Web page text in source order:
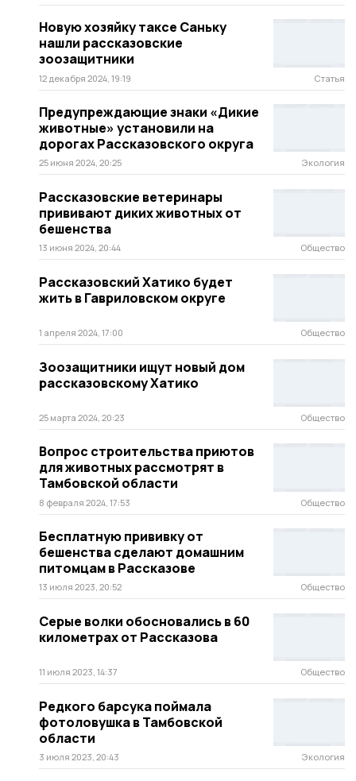
Новую хозяйку таксе Саньку
нашли рассказовские
зоозащитники
12 декабря 2024, 19:19 Статья
Предупреждающие знаки «Дикие
животные» установили на
дорогах Рассказовского округа
25 июня 2024, 20:25 Экология
Рассказовские ветеринары
прививают диких животных от
бешенства
13 июня 2024, 20:44 Общество
Рассказовский Хатико будет
жить в Гавриловском округе
1 апреля 2024, 17:00 Общество
Зоозащитники ищут новый дом
рассказовскому Хатико
25 марта 2024, 20:23 Общество
Вопрос строительства приютов
для животных рассмотрят в
Тамбовской области
8 февраля 2024, 17:53 Общество
Бесплатную прививку от
бешенства сделают домашним
питомцам в Рассказове
13 июля 2023, 20:52 Общество
Серые волки обосновались в 60
километрах от Рассказова
11 июля 2023, 14:37 Общество
Редкого барсука поймала
фотоловушка в Тамбовской
области
3 июля 2023, 20:43 Экология